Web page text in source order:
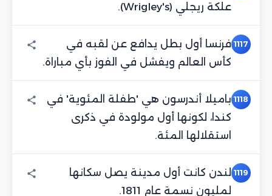
علكة ريجلي (Wrigley's).
1117 فرنسا أول بطل يدافع عن لقبه في
كأس العالم ويفشل في الفوز بأي مباراة.
1118 باميلا أندرسون هي 'طفلة المئوية' في
كندا، لكونها أول مولودة في ذكرى
استقلالها المئة.
1119 لندن كانت أول مدينة يصل سكانها
لمليون نسمة عام 1811.